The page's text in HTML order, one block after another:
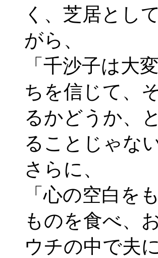
く、芝居とし
がら、
「千沙子は大
ちを信じて、
るかどうか、
ることじゃな
さらに、
「心の空白を
ものを食べ、
ウチの中で夫